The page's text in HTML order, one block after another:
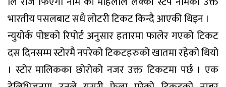
भारतीय पसलबाट सधै लोटरी टिकट किन्दै आएकी थिइन ।
न्युयोर्क पोष्टको रिपोर्ट अनुसार हतारमा फालेर गएको टिकट
दस दिनसम्म स्टोरमै नपरेको टिकटहरुको खातमा रहेको थियो
। स्टोर मालिकका छोरोको नजर उक्त टिकटमा पर्छ । एक